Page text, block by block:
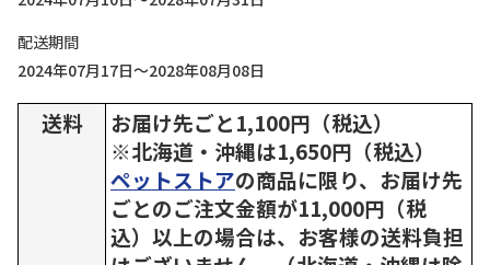
配送期間
2024年07月17日～2028年08月08日
送料
お届け先ごと1,100円（税込）
※北海道・沖縄は1,650円（税込）
ペットストアの商品に限り、お届け先
ごとのご注文金額が11,000円（税
込）以上の場合は、お客様の送料負担